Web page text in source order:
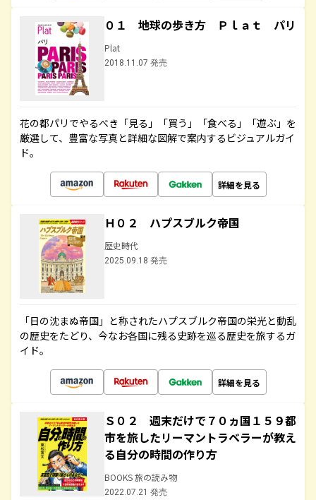
０１ 地球の歩き方 Ｐｌａｔ パリ
Plat
2018.11.07 発売
花の都パリでやるべき「見る」「買う」「食べる」「遊ぶ」を
厳選して、豊富な写真と詳細な図解で案内するビジュアルガイ
ド。
詳細を見る
Ｈ０２ ハプスブルク帝国
歴史時代
2025.09.18 発売
「日の沈まぬ帝国」と称されたハプスブルク帝国の栄光と動乱
の歴史をたどり、今なお各国に残る史跡を巡る歴史を旅するガ
イド。
詳細を見る
Ｓ０２ 週末だけで７０ヵ国１５９都
市を旅したリーマントラベラーが教え
る自分の時間の作り方
BOOKS 旅の読み物
2022.07.21 発売